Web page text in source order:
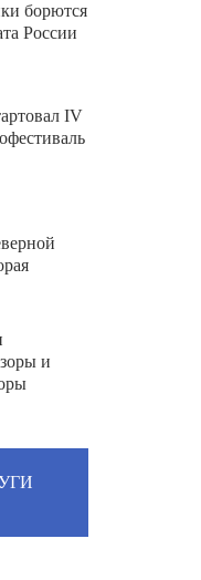
борются
России
IV
и